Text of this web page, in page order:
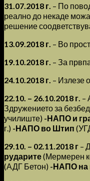
31.07.2018 г. – По
реално до некаде
решение
13.09.2018 г. – Во
19.10.2018 г. – За
24.10.2018 г. – Излезе
22.10. – 26.10.2018 г. –
Здружението за
училиште) -НАПО и
г.) -НАПО во Штип
29.10. – 02.11.2018 г –
рударите(Мермерен
(АДГ Бетон) -НАПО на